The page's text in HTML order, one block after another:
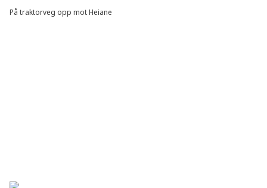
På traktorveg opp mot Heiane